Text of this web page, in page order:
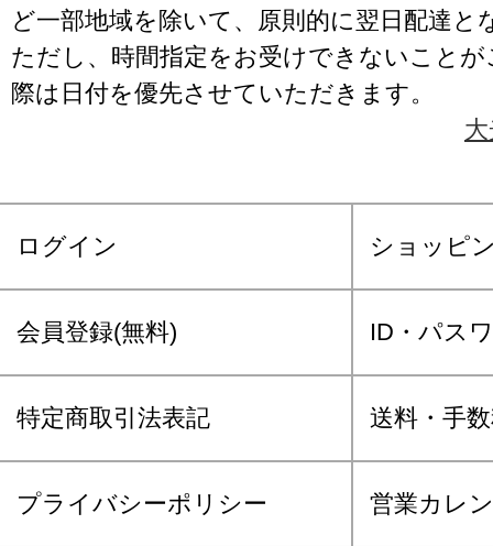
ど一部地域を除いて、原則的に翌日配達と
ただし、時間指定をお受けできないこと
際は日付を優先させていただきます。
ログイン ショッピ
会員登録(無料) ID・パス
特定商取引法表記 送料・手
プライバシーポリシー 営業カレ